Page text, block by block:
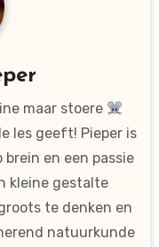
maar stoere
les geeft! Pieper is
en een passie
kleine gestalte
te denken en
natuurkunde